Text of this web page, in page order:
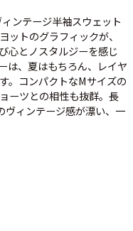
70年代
40年代
ンテージ半袖スウェット
トのグラフィックが、
心とノスタルジーを感じ
は、夏はもちろん、レイヤ
。コンパクトなMサイズの
ーツとの相性も抜群。長
ヴィンテージ感が漂い、一